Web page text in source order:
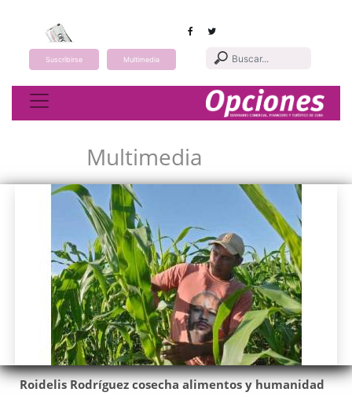
Suscribirse Multimedia
Toggle navigation
Multimedia
Roidelis Rodríguez cosecha alimentos y humanidad